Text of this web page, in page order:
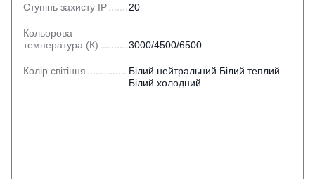
Ступінь захисту IP 20
Кольорова
температура (К)
3000/4500/6500
Колір світіння
Білий нейтральний Білий теплий
Білий холодний